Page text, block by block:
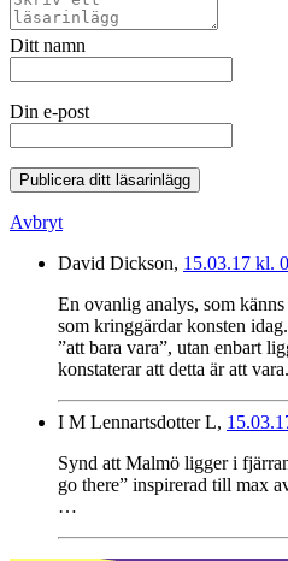
Ditt namn
Din e-post
Publicera ditt läsarinlägg
Avbryt
David Dickson, 15.03.17 kl.
En ovanlig analys, som
som kringgärdar konsten
”att bara vara”, utan enbart
konstaterar att detta är att vara.
I M Lennartsdotter L,
Synd att Malmö ligger i
go there” inspirerad till max
…